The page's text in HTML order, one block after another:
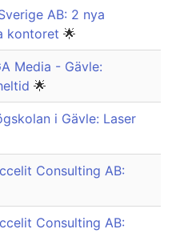
AB: 2 nya
kontoret 🌟
Media - Gävle:
🌟
i Gävle: Laser
Consulting AB:
Consulting AB: